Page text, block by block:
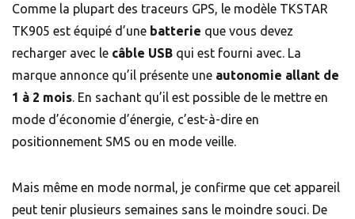
Comme la plupart des traceurs GPS, le modèle TKSTAR
TK905 est équipé d’une batterie que vous devez
recharger avec le câble USB qui est fourni avec. La
marque annonce qu’il présente une autonomie allant de
1 à 2 mois. En sachant qu’il est possible de le mettre en
mode d’économie d’énergie, c’est-à-dire en
positionnement SMS ou en mode veille.
Mais même en mode normal, je confirme que cet appareil
peut tenir plusieurs semaines sans le moindre souci. De